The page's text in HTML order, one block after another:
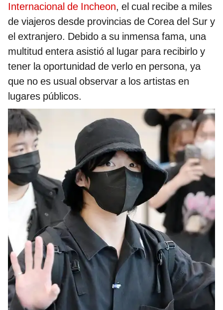
Internacional de Incheon, el cual recibe a miles
de viajeros desde provincias de Corea del Sur y
el extranjero. Debido a su inmensa fama, una
multitud entera asistió al lugar para recibirlo y
tener la oportunidad de verlo en persona, ya
que no es usual observar a los artistas en
lugares públicos.